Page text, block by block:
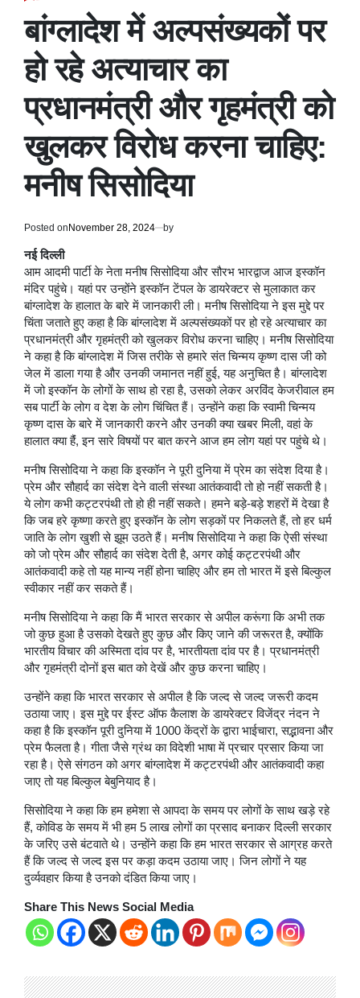
बांग्‍लादेश में अल्‍पसंख्‍यकों पर
हो रहे अत्‍याचार का
प्रधानमंत्री और गृहमंत्री को
खुलकर विरोध करना चाहिए:
मनीष सिसोदिया
Posted onNovember 28, 2024 by
नई दिल्ली
आम आदमी पार्टी के नेता मनीष सिसोदिया और सौरभ भारद्वाज आज इस्कॉन
मंदिर पहुंचे। यहां पर उन्होंने इस्कॉन टेंपल के डायरेक्टर से मुलाकात कर
बांग्‍लादेश के हालात के बारे में जानकारी ली। मनीष सिसोदिया ने इस मुद्दे पर
चिंता जताते हुए कहा है कि बांग्‍लादेश में अल्‍पसंख्‍यकों पर हो रहे अत्‍याचार का
प्रधानमंत्री और गृहमंत्री को खुलकर विरोध करना चाहिए। मनीष सिसोदिया
ने कहा है कि बांग्लादेश में जिस तरीके से हमारे संत चिन्मय कृष्ण दास जी को
जेल में डाला गया है और उनकी जमानत नहीं हुई, यह अनुच‍ित है। बांग्लादेश
में जो इस्कॉन के लोगों के साथ हो रहा है, उसको लेकर अरविंद केजरीवाल हम
सब पार्टी के लोग व देश के लोग चिंचित हैं। उन्‍होंने कहा क‍ि स्वामी चिन्मय
कृष्ण दास के बारे में जानकारी करने और उनकी क्या खबर मिली, वहां के
हालात क्‍या हैंं, इन सारे विषयों पर बात करने आज हम लोग यहां पर पहुंचे थे।
मनीष सिसोदिया ने कहा कि इस्कॉन ने पूरी दुनिया में प्रेम का संदेश दिया है।
प्रेम और सौहार्द का संदेश देने वाली संस्था आतंकवादी तो हो नहीं सकती है।
ये लोग कभी कट्टरपंथी तो हो ही नहीं सकते। हमने बड़े-बड़े शहरों में देखा है
कि जब हरे कृष्णा करते हुए इस्कॉन के लोग सड़कों पर निकलते हैं, तो हर धर्म
जाति के लोग खुशी से झूम उठते हैं। मनीष सिसोदिया ने कहा कि ऐसी संस्था
को जो प्रेम और सौहार्द का संदेश देती है, अगर कोई कट्टरपंथी और
आतंकवादी कहे तो यह मान्य नहीं होना चाहिए और हम तो भारत में इसे बिल्कुल
स्वीकार नहीं कर सकते हैं।
मनीष सिसोदिया ने कहा कि मैं भारत सरकार से अपील करूंगा कि अभी तक
जो कुछ हुआ है उसको देखते हुए कुछ और किए जाने की जरूरत है, क्योंकि
भारतीय विचार की अस्मिता दांव पर है, भारतीयता दांव पर है। प्रधानमंत्री
और गृहमंत्री दोनों इस बात को देखें और कुछ करना चाहिए।
उन्होंने कहा कि भारत सरकार से अपील है कि जल्‍द से जल्‍द जरूरी कदम
उठाया जाए। इस मुद्दे पर ईस्ट ऑफ कैलाश के डायरेक्टर विजेंद्र नंदन ने
कहा है कि इस्कॉन पूरी दुनिया में 1000 केंद्रों के द्वारा भाईचारा, सद्भावना और
प्रेम फैलता है। गीता जैसे ग्रंथ का व‍िदेशी भाषा में प्रचार प्रसार किया जा
रहा है। ऐसे संगठन को अगर बांग्लादेश में कट्टरपंथी और आतंकवादी कहा
जाए तो यह बिल्कुल बेबुनियाद है।
स‍िसोद‍िया ने कहा कि हम हमेशा से आपदा के समय पर लोगों के साथ खड़े रहे
हैं, कोविड के समय में भी हम 5 लाख लोगों का प्रसाद बनाकर दिल्ली सरकार
के जरिए उसे बंटवाते थे। उन्होंने कहा कि हम भारत सरकार से आग्रह करते
हैं कि जल्द से जल्द इस पर कड़ा कदम उठाया जाए। जिन लोगों ने यह
दुर्व्यवहार किया है उनको दंडित किया जाए।
Share This News Social Media